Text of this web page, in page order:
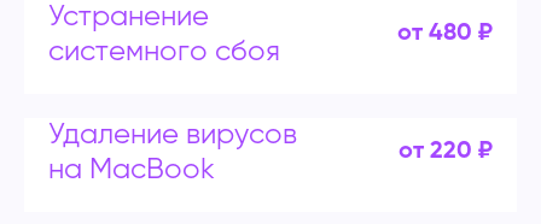
Устранение
системного сбоя
от 480 ₽
Удаление вирусов
на MacBook
от 220 ₽